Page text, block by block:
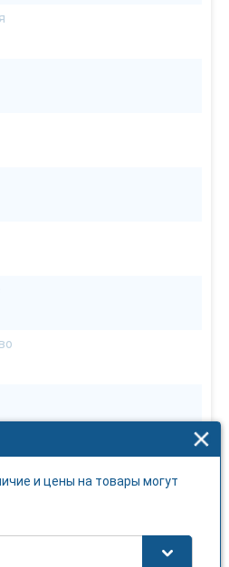
и цены на товары могут